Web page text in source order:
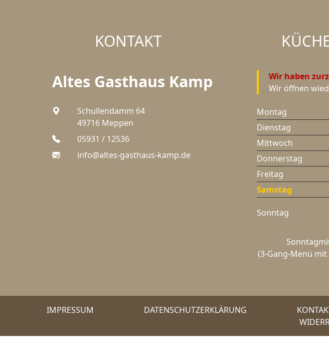
KONTAKT
Altes Gasthaus Kamp
Schullendamm 64
49716 Meppen
05931 / 12536
info@altes-gasthaus-kamp.de
Wir haben
Wir öffnen
Montag
Dienstag
Mittwoch
Donnerstag
Freitag
Samstag
Sonntag
(3-Gang-Menü
IMPRESSUM DATENSCHUTZERKLÄRUNG